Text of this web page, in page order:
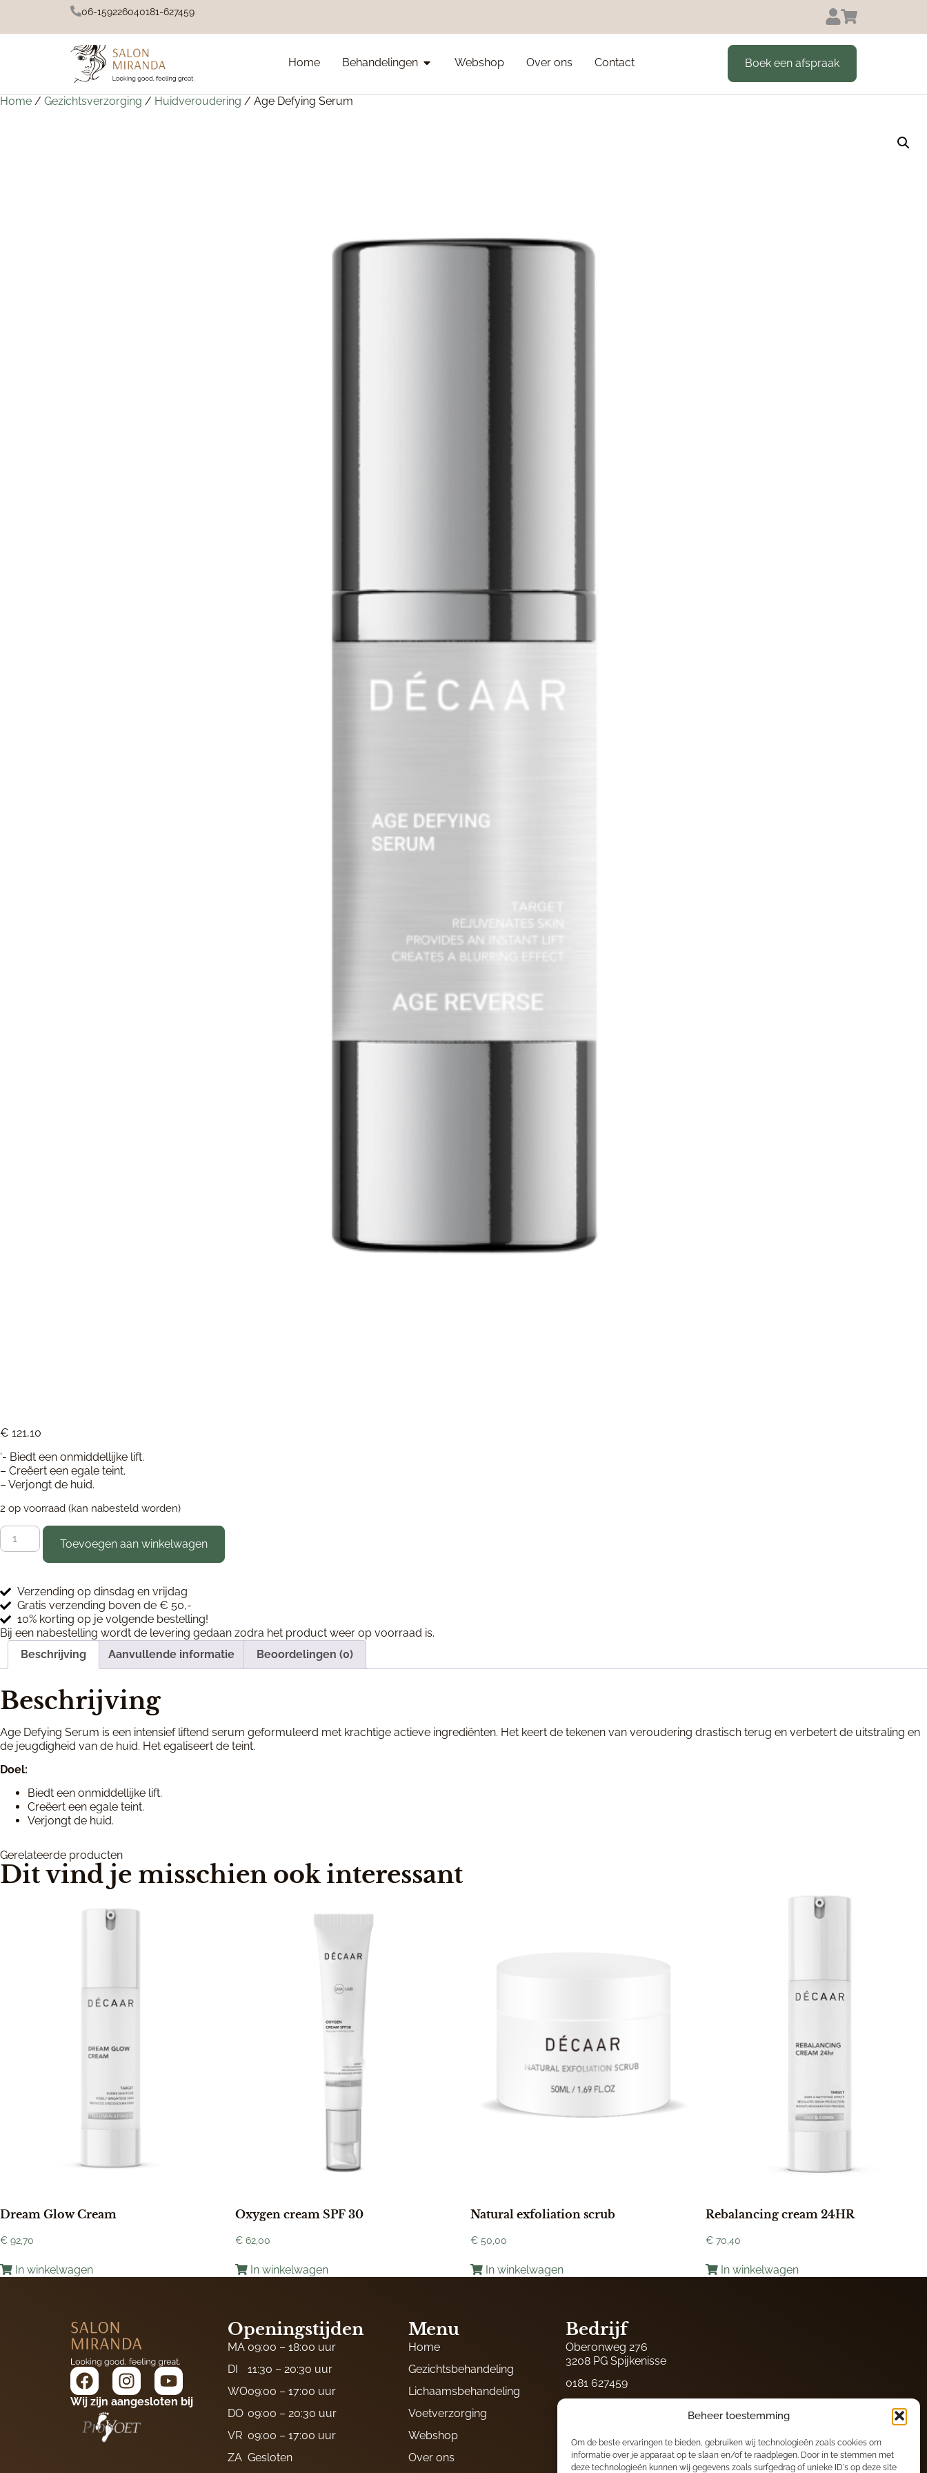
Beheer toestemming
Om de beste ervaringen te bieden, gebruiken wij technologieën zoals cookies om
informatie over je apparaat op te slaan en/of te raadplegen. Door in te stemmen met
deze technologieën kunnen wij gegevens zoals surfgedrag of unieke ID's op deze site
06-159226040181-627459
Home Behandelingen Webshop Over ons Contact Boek een afspraak
Home / Gezichtsverzorging / Huidveroudering / Age Defying Serum
€ 121,10
‘- Biedt een onmiddellijke lift.
– Creëert een egale teint.
– Verjongt de huid.
2 op voorraad (kan nabesteld worden)
Toevoegen aan winkelwagen
Verzending op dinsdag en vrijdag
Gratis verzending boven de € 50,-
10% korting op je volgende bestelling!
Bij een nabestelling wordt de levering gedaan zodra het product weer op voorraad is.
Beschrijving
Aanvullende informatie Beoordelingen (0)
Beschrijving
Age Defying Serum is een intensief liftend serum geformuleerd met krachtige actieve ingrediënten. Het keert de tekenen van veroudering drastisch terug en verbetert de uitstraling en
de jeugdigheid van de huid. Het egaliseert de teint.
Doel:
Biedt een onmiddellijke lift.
Creëert een egale teint.
Verjongt de huid.
Gerelateerde producten
Dit vind je misschien ook interessant
Dream Glow Cream
€ 92,70
In winkelwagen
Oxygen cream SPF 30
€ 62,00
In winkelwagen
Natural exfoliation scrub
€ 50,00
In winkelwagen
Rebalancing cream 24HR
€ 70,40
In winkelwagen
Wij zijn aangesloten bij
Openingstijden
MA
DI
WO
DO
VR
ZA
09:00 – 18:00 uur
11:30 – 20:30 uur
09:00 – 17:00 uur
09:00 – 20:30 uur
09:00 – 17:00 uur
Gesloten
Menu
Home
Gezichtsbehandeling
Lichaamsbehandeling
Voetverzorging
Webshop
Over ons
Bedrijf
Oberonweg 276
3208 PG Spijkenisse
0181 627459
info@salonmiranda.nl